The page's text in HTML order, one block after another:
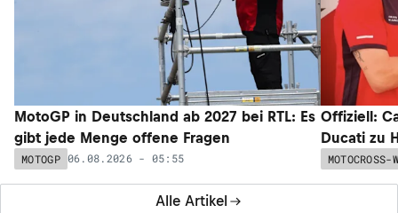
Alle Artikel
MotoGP in Deutschland ab 2027 bei RTL: Es
gibt jede Menge offene Fragen
MOTOGP 06.08.2026 - 05:55
Offiziell:
Ducati zu
MOTOCROSS-